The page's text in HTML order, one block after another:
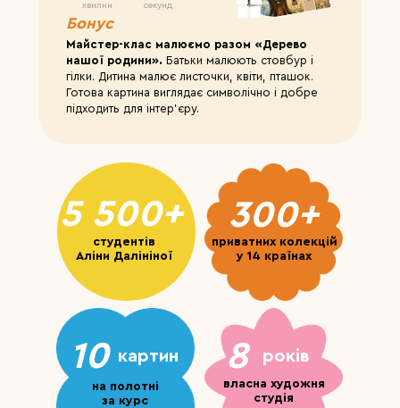
Бонус
хвилин секунд
Майстер-клас малюємо разом «Дерево
нашої родини». Батьки малюють стовбур і
гілки. Дитина малює листочки, квіти, пташок.
Готова картина виглядає символічно і добре
підходить для інтер’єру.
власна художня
студія
на полотні
за курс
приватних колекцій
у 14 країнах
студентів
Аліни Далініної
8
10
300+
5 500+
картин років